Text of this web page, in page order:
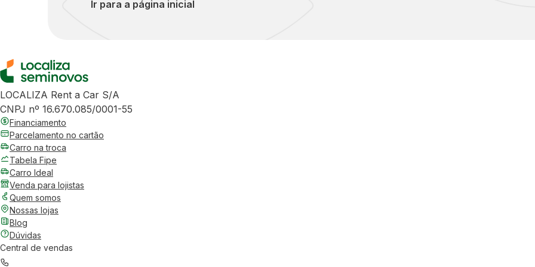
Ir para a página inicial
LOCALIZA Rent a Car S/A
CNPJ nº 16.670.085/0001-55
Financiamento
Parcelamento no cartão
Carro na troca
Tabela Fipe
Carro Ideal
Venda para lojistas
Quem somos
Nossas lojas
Blog
Dúvidas
Central de vendas